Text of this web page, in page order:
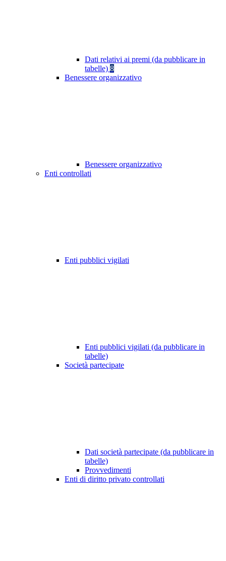
Dati relativi ai premi (da pubblicare in
tabelle) 8
Benessere organizzativo
Benessere organizzativo
Enti controllati
Enti pubblici vigilati
Enti pubblici vigilati (da pubblicare in
tabelle)
Società partecipate
Dati società partecipate (da pubblicare in
tabelle)
Provvedimenti
Enti di diritto privato controllati